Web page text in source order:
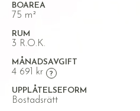
BOAREA
75 m²
RUM
3 R.O.K.
MÅNADSAVGIFT
4 691 kr
UPPLÅTELSEFORM
Bostadsrätt